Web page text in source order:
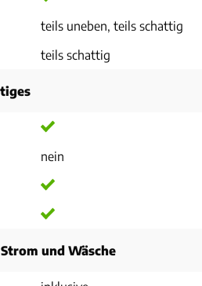
teils uneben, teils schattig
teils schattig
nein
und Wäsche